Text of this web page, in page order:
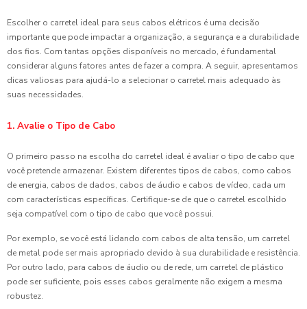
Escolher o carretel ideal para seus cabos elétricos é uma decisão
importante que pode impactar a organização, a segurança e a durabilidade
dos fios. Com tantas opções disponíveis no mercado, é fundamental
considerar alguns fatores antes de fazer a compra. A seguir, apresentamos
dicas valiosas para ajudá-lo a selecionar o carretel mais adequado às
suas necessidades.
1. Avalie o Tipo de Cabo
O primeiro passo na escolha do carretel ideal é avaliar o tipo de cabo que
você pretende armazenar. Existem diferentes tipos de cabos, como cabos
de energia, cabos de dados, cabos de áudio e cabos de vídeo, cada um
com características específicas. Certifique-se de que o carretel escolhido
seja compatível com o tipo de cabo que você possui.
Por exemplo, se você está lidando com cabos de alta tensão, um carretel
de metal pode ser mais apropriado devido à sua durabilidade e resistência.
Por outro lado, para cabos de áudio ou de rede, um carretel de plástico
pode ser suficiente, pois esses cabos geralmente não exigem a mesma
robustez.